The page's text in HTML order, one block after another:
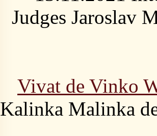
Judges Jaroslav
Vivat de Vinko
Kalinka Malinka